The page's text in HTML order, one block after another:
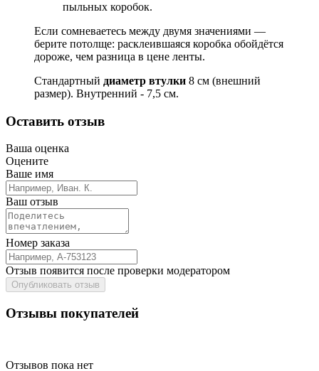
пыльных коробок.
Если сомневаетесь между двумя значениями —
берите потолще: расклеившаяся коробка обойдётся
дороже, чем разница в цене ленты.
Стандартный диаметр втулки 8 см (внешний
размер). Внутренний - 7,5 см.
Оставить отзыв
Ваша оценка
Оцените
Ваше имя
Ваш отзыв
Номер заказа
Отзыв появится после проверки модератором
Опубликовать отзыв
Отзывы покупателей
Отзывов пока нет